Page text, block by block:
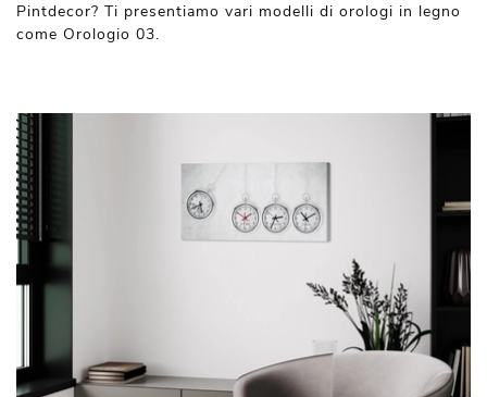
Pintdecor? Ti presentiamo vari modelli di orologi in legno
come Orologio 03.